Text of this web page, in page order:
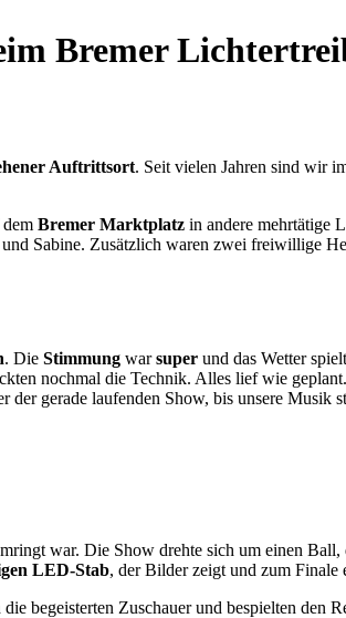
Bremer
Auftrittsort. Seit vielen Jahren sind wir
Bremer Marktplatz in andere mehrtätige
Sabine. Zusätzlich waren zwei freiwillige
. Die Stimmung warsuper und das Wetter
nochmal die Technik. Alles lief wie
gerade laufenden Show, bis unsere
war. Die Show drehte sich um einen
LED-Stab, der Bilder zeigt und zum Finale
begeisterten Zuschauer und bespielten